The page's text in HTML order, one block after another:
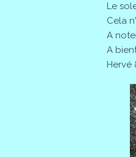
Le
Cela
A
A
Hervé